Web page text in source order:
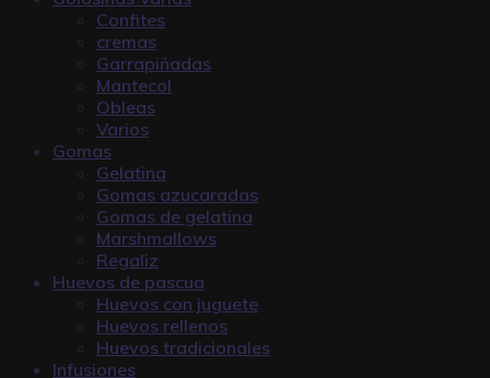
Confites
cremas
Garrapiñadas
Mantecol
Obleas
Varios
Gomas
Gelatina
Gomas azucaradas
Gomas de gelatina
Marshmallows
Regaliz
Huevos de pascua
Huevos con juguete
Huevos rellenos
Huevos tradicionales
Infusiones